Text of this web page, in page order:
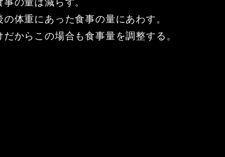
の量は減らす。
体重にあった食事の量にあわす。
からこの場合も食事量を調整する。